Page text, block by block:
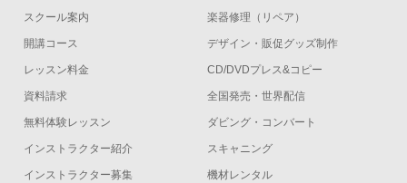
スクール案内
開講コース
レッスン料金
資料請求
無料体験レッスン
インストラクター紹介
インストラクター募集
楽器修理（リペア）
デザイン・販促グッズ制作
CD/DVDプレス&コピー
全国発売・世界配信
ダビング・コンバート
スキャニング
機材レンタル